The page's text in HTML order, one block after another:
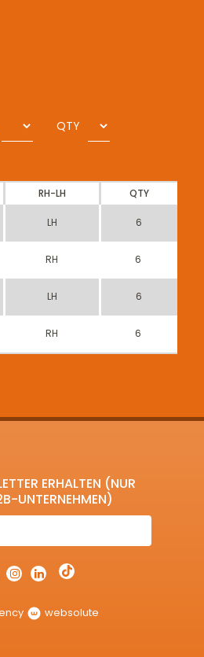
QTY
RH-LH
QTY
LH 6
RH 6
LH 6
RH 6
ERHALTEN (NUR
UNTERNEHMEN)
websolute